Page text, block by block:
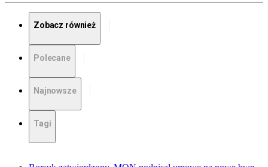
Zobacz również
Polecane
Najnowsze
Tagi